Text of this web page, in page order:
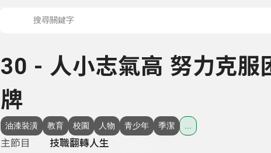
30 - 人小志氣高 努力克服
牌
油漆裝潢 教育 校園 人物 青少年 季潔
主節目
技職翻轉人生